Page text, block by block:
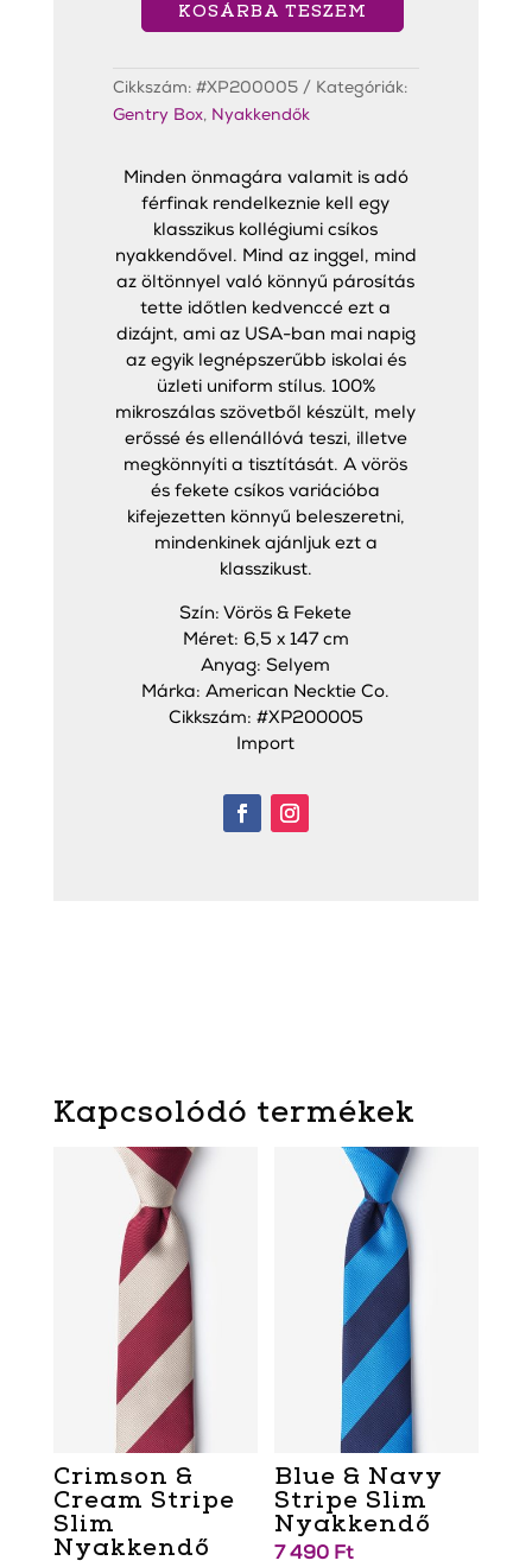
Slim
Nyakkendő
mennyiség
KOSÁRBA TESZEM
Cikkszám: #XP200005
Kategóriák:
Gentry Box, Nyakkendők
Minden önmagára valamit is adó
férfinak rendelkeznie kell egy
klasszikus kollégiumi csíkos
nyakkendővel. Mind az inggel, mind
az öltönnyel való könnyű párosítás
tette időtlen kedvenccé ezt a
dizájnt, ami az USA-ban mai napig
az egyik legnépszerűbb iskolai és
üzleti uniform stílus. 100%
mikroszálas szövetből készült, mely
erőssé és ellenállóvá teszi, illetve
megkönnyíti a tisztítását. A vörös
és fekete csíkos variációba
kifejezetten könnyű beleszeretni,
mindenkinek ajánljuk ezt a
klasszikust.
Szín: Vörös & Fekete
Méret: 6,5 x 147 cm
Anyag: Selyem
Márka: American Necktie Co.
Cikkszám: #XP200005
Import
Kapcsolódó termékek
Crimson &
Cream Stripe
Slim
Nyakkendő
Blue & Navy
Stripe Slim
Nyakkendő
7 490 Ft